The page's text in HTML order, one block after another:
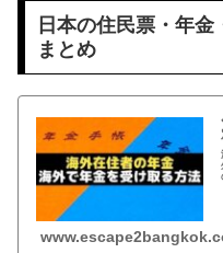
日本の住民票・年
まとめ